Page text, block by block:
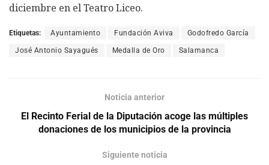
diciembre en el Teatro Liceo.
Etiquetas: Ayuntamiento Fundación Aviva Godofredo García
José Antonio Sayagués Medalla de Oro Salamanca
Noticia anterior
El Recinto Ferial de la Diputación acoge las múltiples
donaciones de los municipios de la provincia
Siguiente noticia